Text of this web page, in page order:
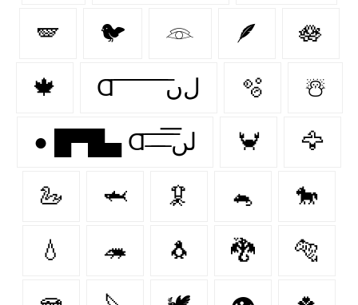
🪽 🐦 𓁻 🪶 🪷
🍁 Ɑ͞ ͞ ͞ ͞ ͞ ͞ ͞ ͞ لﮞ 🫧 ☃️
● █▀█▄ Ɑ͞ ̶͞ ̶͞ ̶͞ لں͞ 🦀 🦅
🦢 🦈 🦑 🐁 🐎
💧 🦔 🐧 🐉 🐅